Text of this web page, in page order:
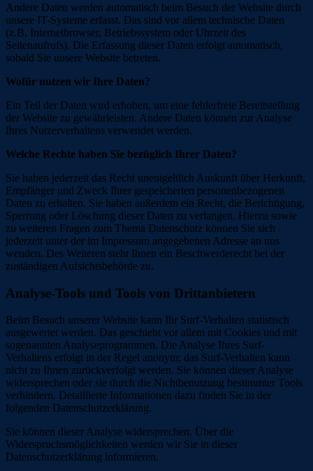
Andere Daten werden automatisch beim Besuch der Website durch
unsere IT-Systeme erfasst. Das sind vor allem technische Daten
(z.B. Internetbrowser, Betriebssystem oder Uhrzeit des
Seitenaufrufs). Die Erfassung dieser Daten erfolgt automatisch,
sobald Sie unsere Website betreten.
Wofür nutzen wir Ihre Daten?
Ein Teil der Daten wird erhoben, um eine fehlerfreie Bereitstellung
der Website zu gewährleisten. Andere Daten können zur Analyse
Ihres Nutzerverhaltens verwendet werden.
Welche Rechte haben Sie bezüglich Ihrer Daten?
Sie haben jederzeit das Recht unentgeltlich Auskunft über Herkunft,
Empfänger und Zweck Ihrer gespeicherten personenbezogenen
Daten zu erhalten. Sie haben außerdem ein Recht, die Berichtigung,
Sperrung oder Löschung dieser Daten zu verlangen. Hierzu sowie
zu weiteren Fragen zum Thema Datenschutz können Sie sich
jederzeit unter der im Impressum angegebenen Adresse an uns
wenden. Des Weiteren steht Ihnen ein Beschwerderecht bei der
zuständigen Aufsichtsbehörde zu.
Analyse-Tools und Tools von Drittanbietern
Beim Besuch unserer Website kann Ihr Surf-Verhalten statistisch
ausgewertet werden. Das geschieht vor allem mit Cookies und mit
sogenannten Analyseprogrammen. Die Analyse Ihres Surf-
Verhaltens erfolgt in der Regel anonym; das Surf-Verhalten kann
nicht zu Ihnen zurückverfolgt werden. Sie können dieser Analyse
widersprechen oder sie durch die Nichtbenutzung bestimmter Tools
verhindern. Detaillierte Informationen dazu finden Sie in der
folgenden Datenschutzerklärung.
Sie können dieser Analyse widersprechen. Über die
Widerspruchsmöglichkeiten werden wir Sie in dieser
Datenschutzerklärung informieren.